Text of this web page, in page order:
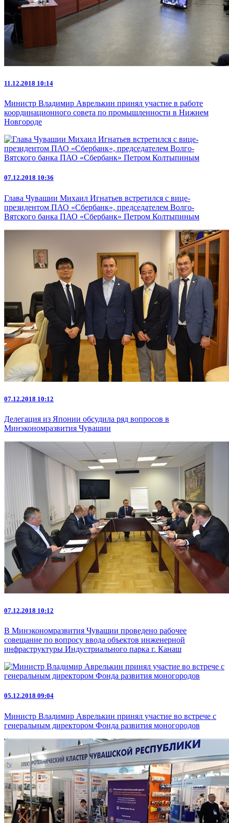
11.12.2018 10:14
Министр Владимир Аврелькин принял участие в работе
координационного совета по промышленности в Нижнем
Новгороде
07.12.2018 10:36
Глава Чувашии Михаил Игнатьев встретился с вице-
президентом ПАО «Сбербанк», председателем Волго-
Вятского банка ПАО «Сбербанк» Петром Колтыпиным
07.12.2018 10:12
Делегация из Японии обсудила ряд вопросов в
Минэкономразвития Чувашии
07.12.2018 10:12
В Минэкономразвития Чувашии проведено рабочее
совещание по вопросу ввода объектов инженерной
инфраструктуры Индустриального парка г. Канаш
05.12.2018 09:04
Министр Владимир Аврелькин принял участие во встрече с
генеральным директором Фонда развития моногородов